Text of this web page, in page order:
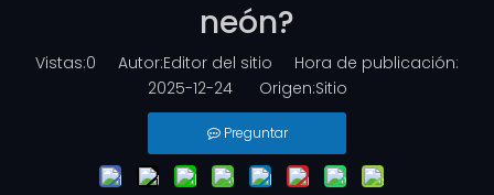
neón?
Vistas:0 Autor:Editor del sitio Hora de publicación:
2025-12-24 Origen:Sitio
Preguntar